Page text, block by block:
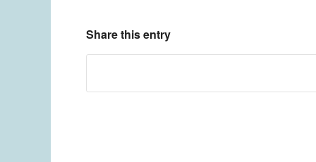
Share this entry